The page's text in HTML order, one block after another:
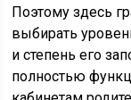
Поэтому здесь
выбирать
и степень его
полностью